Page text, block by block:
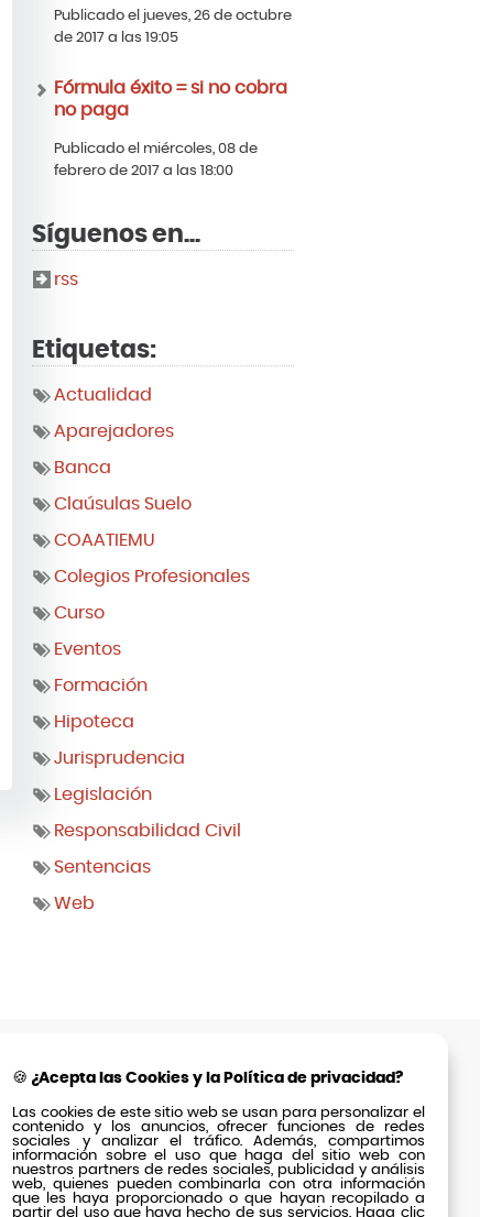
Publicado el jueves, 26 de octubre
de 2017 a las 19:05
Fórmula éxito = si no cobra
no paga
Publicado el miércoles, 08 de
febrero de 2017 a las 18:00
Síguenos en...
rss
Etiquetas:
Actualidad
Aparejadores
Banca
Claúsulas Suelo
COAATIEMU
Colegios Profesionales
Curso
Eventos
Formación
Hipoteca
Jurisprudencia
Legislación
Responsabilidad Civil
Sentencias
Web
El Bufete
Equipo
Fórmula
Éxito
Clientes
Contacto
🍪 ¿Acepta las Cookies y la Política de privacidad?
Las cookies de este sitio web se usan para personalizar el
contenido y los anuncios, ofrecer funciones de redes
sociales y analizar el tráfico. Además, compartimos
información sobre el uso que haga del sitio web con
nuestros partners de redes sociales, publicidad y análisis
web, quienes pueden combinarla con otra información
que les haya proporcionado o que hayan recopilado a
partir del uso que haya hecho de sus servicios. Haga clic